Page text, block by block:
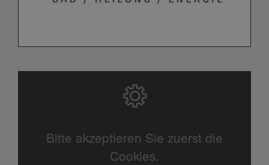
Bitte akzeptieren Sie zuerst die
Cookies.